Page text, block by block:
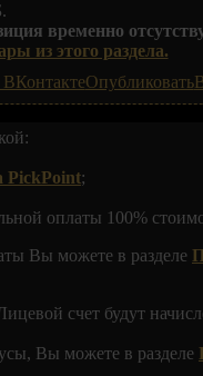
временно
из этого раздела.
ВКонтактеОпубликовать
PickPoint;
оплаты 100%
Вы можете в разделе
счет будут
Вы можете в разделе